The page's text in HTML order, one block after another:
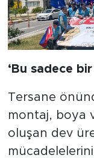
​‘Bu sadece
​Tersane
montaj, boya
oluşan dev